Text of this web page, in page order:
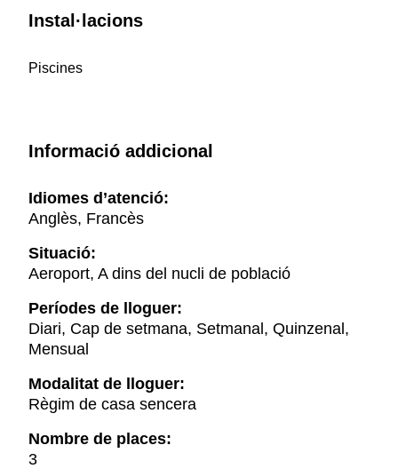
Instal·lacions
Piscines
Informació addicional
Idiomes d’atenció:
Anglès, Francès
Situació:
Aeroport, A dins del nucli de població
Períodes de lloguer:
Diari, Cap de setmana, Setmanal, Quinzenal,
Mensual
Modalitat de lloguer:
Règim de casa sencera
Nombre de places:
3